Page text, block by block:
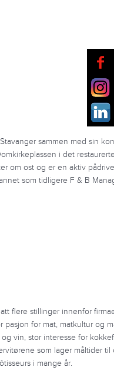
sammen med sin
i det
om ost og er en aktiv
som tidligere F & B
flere stillinger innenfor
pasjon for mat, matkultur og
vin, stor interesse for
som lager måltider til
i mange år.